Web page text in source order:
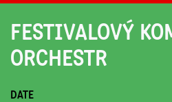
FESTIVALOVÝ
ORCHESTR
DATE